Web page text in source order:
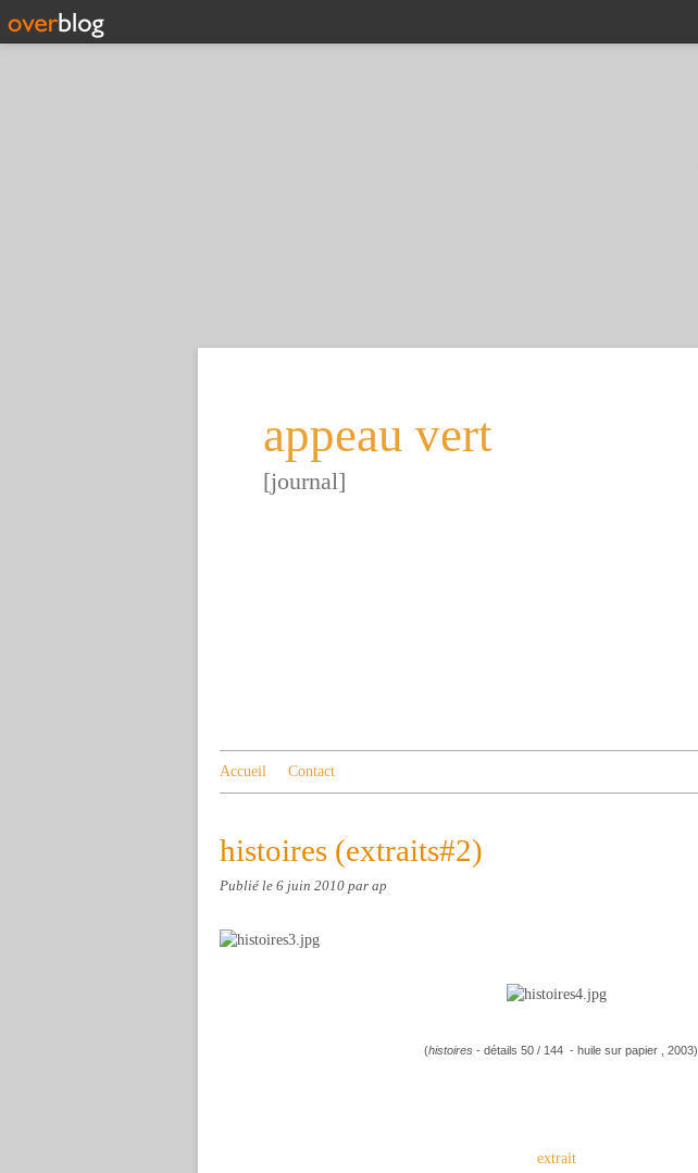
appeau vert
[journal]
Accueil Contact
histoires (extraits#2)
Publié le 6 juin 2010 par ap
(histoires - détails 50 / 144 - huile sur papier , 2003)
extrait